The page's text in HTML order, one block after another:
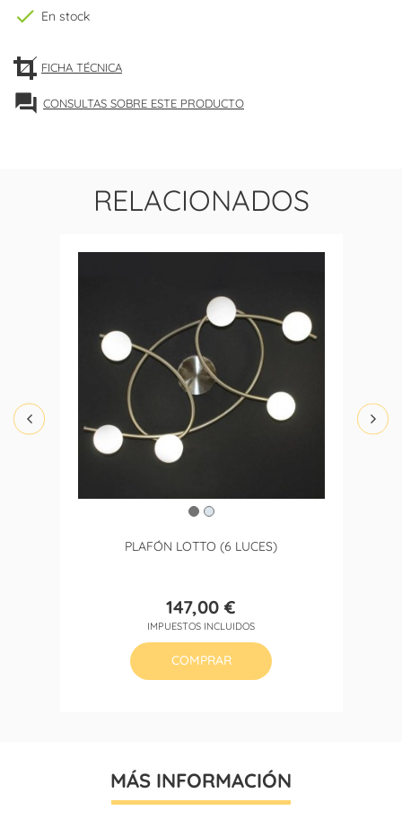
check En stock
FICHA TÉCNICA
forum CONSULTAS SOBRE ESTE PRODUCTO
RELACIONADOS
PLAFÓN LOTTO (6 LUCES)
Precio
147,00 €
IMPUESTOS INCLUIDOS
COMPRAR
MÁS INFORMACIÓN